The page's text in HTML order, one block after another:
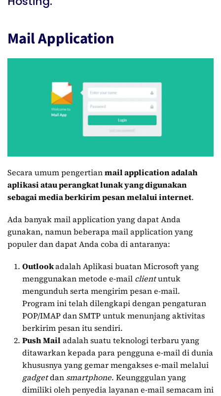
Mail Application
Secara umum pengertianmail application adalah
aplikasi atau perangkat lunak yang digunakan
sebagai media berkirim pesan melalui internet.
Ada banyak mail application yang dapat Anda
gunakan, namun beberapa mail application yang
populer dan dapat Anda coba di antaranya:
Outlookadalah Aplikasi buatan Microsoft yang
menggunakan metode e-mail clientuntuk
mengunduh serta mengirim pesan e-mail.
Program ini telah dilengkapi dengan pengaturan
POP/IMAP dan SMTP untuk menunjang aktivitas
berkirim pesan itu sendiri.
Push Mailadalah suatu teknologi terbaru yang
ditawarkan kepada para pengguna e-mail di dunia
khususnya yang gemar mengakses e-mail melalui
gadgetdan smartphone. Keungggulan yang
dimiliki oleh penyedia layanan e-mail semacam ini